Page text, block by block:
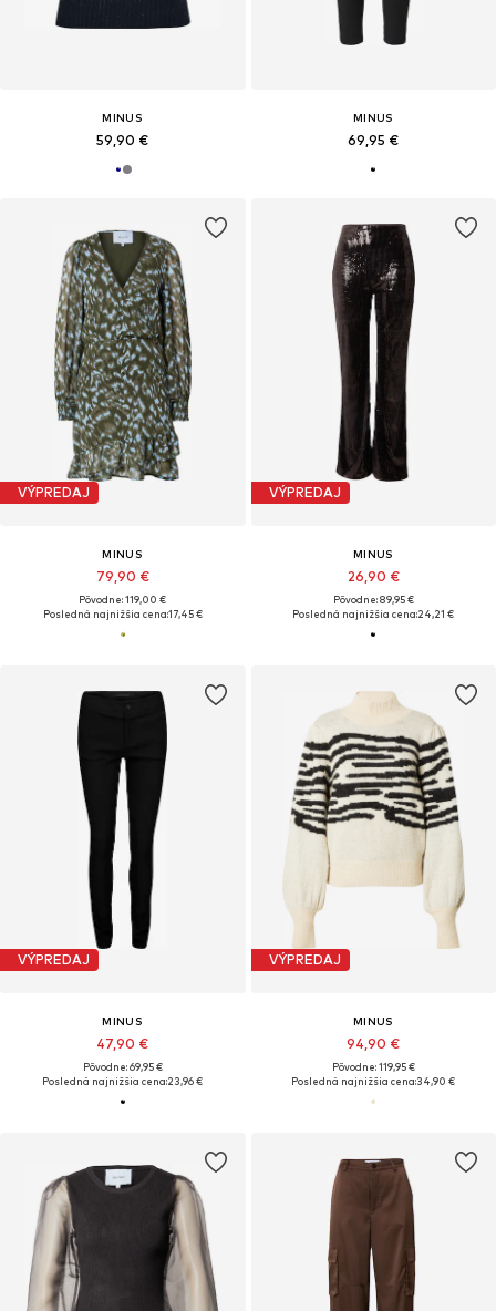
MINUS
59,90 €
MINUS
69,95 €
VÝPREDAJ
MINUS
79,90 €
Pôvodne: 119,00 €
Posledná najnižšia cena:17,45 €
VÝPREDAJ
MINUS
26,90 €
Pôvodne: 89,95 €
Posledná najnižšia cena:24,21 €
VÝPREDAJ
MINUS
47,90 €
Pôvodne: 69,95 €
Posledná najnižšia cena:23,96 €
VÝPREDAJ
MINUS
94,90 €
Pôvodne: 119,95 €
Posledná najnižšia cena:34,90 €